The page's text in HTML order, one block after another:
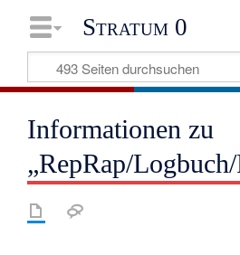
Stratum 0
Informationen zu
„RepRap/